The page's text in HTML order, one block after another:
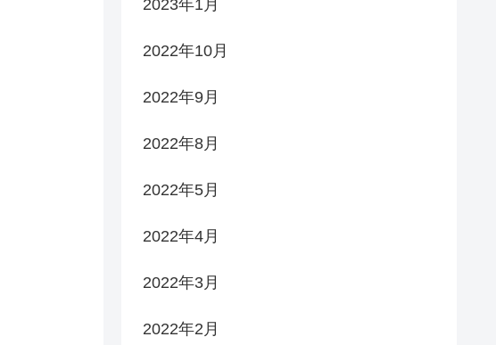
2023年1月
2022年10月
2022年9月
2022年8月
2022年5月
2022年4月
2022年3月
2022年2月